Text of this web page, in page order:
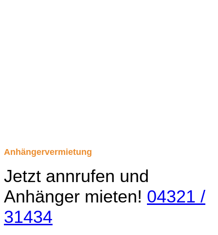
Anhängervermietung
Jetzt annrufen und
Anhänger mieten! 04321 /
31434